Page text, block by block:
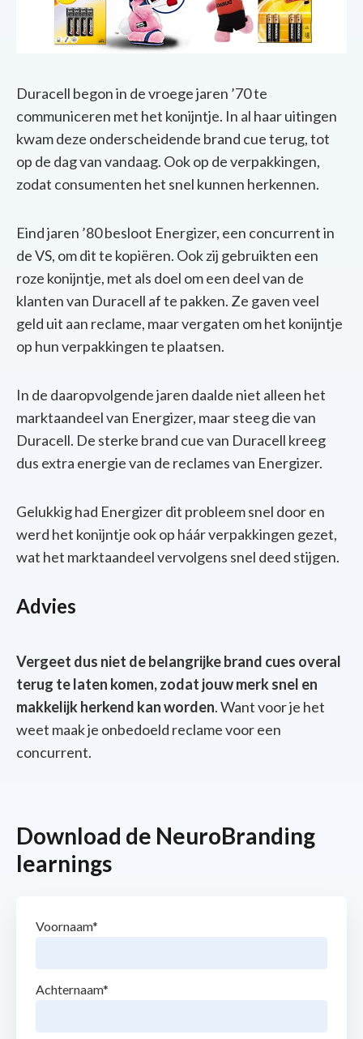
Duracell begon in de vroege jaren ’70 te
communiceren met het konijntje. In al haar uitingen
kwam deze onderscheidende brand cue terug, tot
op de dag van vandaag. Ook op de verpakkingen,
zodat consumenten het snel kunnen herkennen.
Eind jaren ’80 besloot Energizer, een concurrent in
de VS, om dit te kopiëren. Ook zij gebruikten een
roze konijntje, met als doel om een deel van de
klanten van Duracell af te pakken. Ze gaven veel
geld uit aan reclame, maar vergaten om het konijntje
op hun verpakkingen te plaatsen.
In de daaropvolgende jaren daalde niet alleen het
marktaandeel van Energizer, maar steeg die van
Duracell. De sterke brand cue van Duracell kreeg
dus extra energie van de reclames van Energizer.
Gelukkig had Energizer dit probleem snel door en
werd het konijntje ook op háár verpakkingen gezet,
wat het marktaandeel vervolgens snel deed stijgen.
Advies
Vergeet dus niet de belangrijke brand cues overal
terug te laten komen, zodat jouw merk snel en
makkelijk herkend kan worden. Want voor je het
weet maak je onbedoeld reclame voor een
concurrent.
Download de NeuroBranding
learnings
Voornaam*
Achternaam*